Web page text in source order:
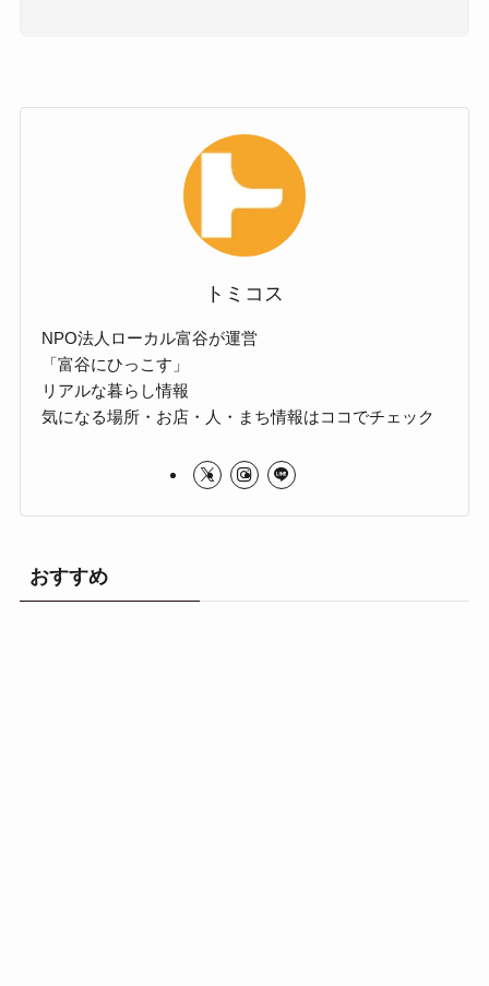
トミコス
NPO法人ローカル富谷が運営
「富谷にひっこす」
リアルな暮らし情報
気になる場所・お店・人・まち情報はココでチェック
おすすめ